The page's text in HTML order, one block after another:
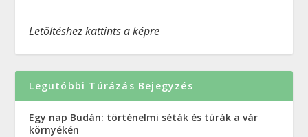
Letöltéshez kattints a képre
Legutóbbi Túrázás Bejegyzés
Egy nap Budán: történelmi séták és túrák a vár
környékén